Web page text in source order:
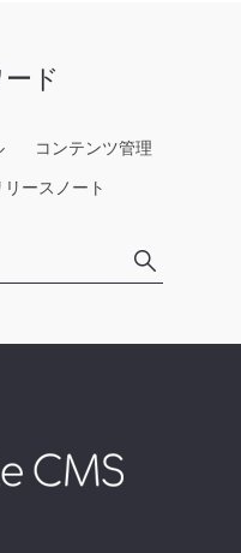
ド
コンテンツ管理
リースノート